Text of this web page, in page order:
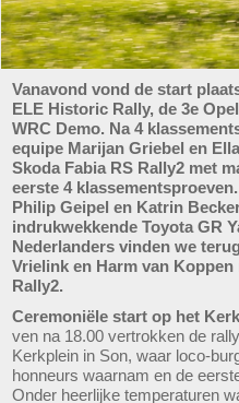
Vanavond vond de start
ELE Historic Rally, de 3e
WRC Demo. Na 4
equipe Marijan Griebel en
Skoda Fabia RS Rally2 met
eerste 4
Philip Geipel en Katrin
indrukwekkende Toyota GR
Nederlanders vinden we
Vrielink en Harm van Koppen
Rally2.
Ceremoniële start op het
ven na 18.00 vertrokken de
Kerkplein in Son, waar loco-
honneurs waarnam en de
Onder heerlijke temperaturen